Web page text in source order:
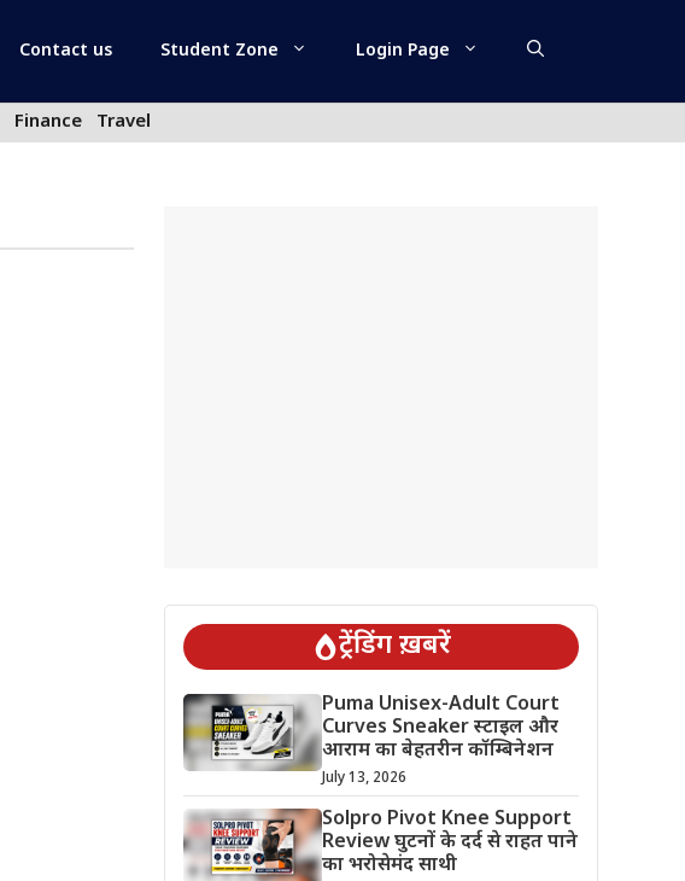
Contact us Student Zone Login Page
Finance Travel
ट्रेंडिंग ख़बरें
Puma Unisex-Adult Court
Curves Sneaker स्टाइल और
आराम का बेहतरीन कॉम्बिनेशन
July 13, 2026
Solpro Pivot Knee Support
Review घुटनों के दर्द से राहत पाने
का भरोसेमंद साथी